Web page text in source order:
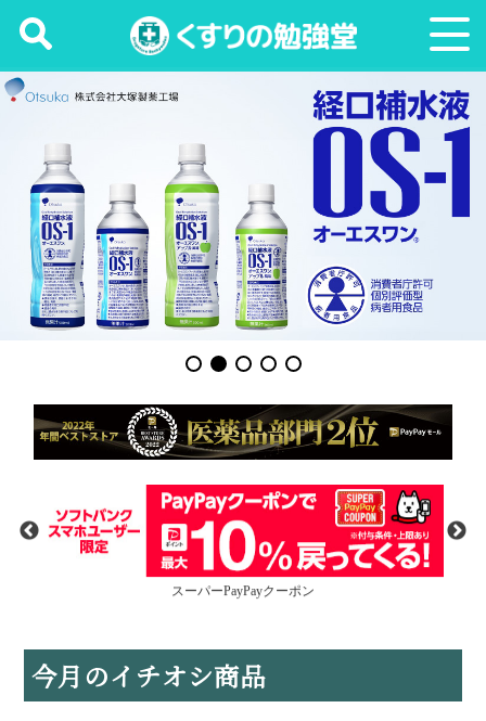
今月のイチオシ商品